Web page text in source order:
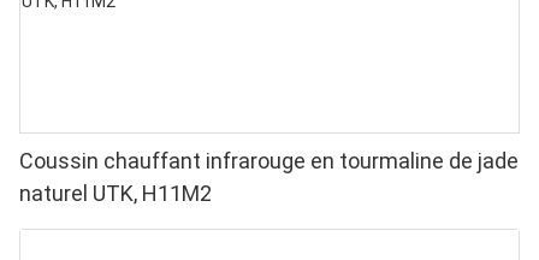
Coussin chauffant infrarouge en tourmaline de jade
naturel UTK, H11M2